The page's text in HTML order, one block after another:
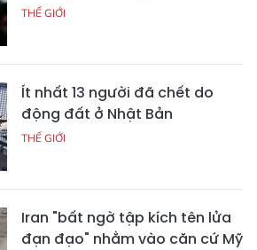
THẾ GIỚI
Ít nhất 13 người đã chết do
động đất ở Nhật Bản
THẾ GIỚI
Iran "bất ngờ tập kích tên lửa
đạn đạo" nhằm vào căn cứ Mỹ